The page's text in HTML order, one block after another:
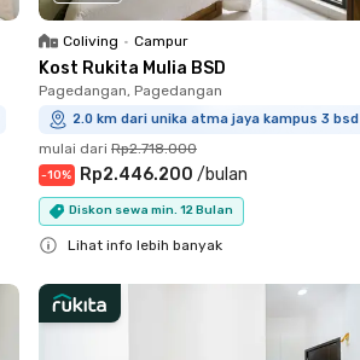
Coliving • Campur
Kost Rukita Mulia BSD
Pagedangan, Pagedangan
2.0 km dari unika atma jaya kampus 3 bsd
mulai dari Rp2.718.000
-10% Rp2.446.200 /bulan
Diskon sewa min. 12 Bulan
Lihat info lebih banyak